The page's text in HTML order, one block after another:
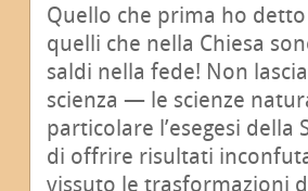
Quello che prima ho
quelli che nella Chiesa
saldi nella fede! Non
scienza — le scienze
particolare l’esegesi
di offrire risultati
vissuto le trasformazioni